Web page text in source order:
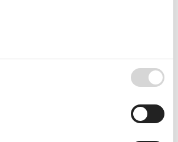
im Turm von Isny ist in einem von
Namen vom „Espan“, einem Platz, der der
für Feiern, Märkte oder Spiele zur